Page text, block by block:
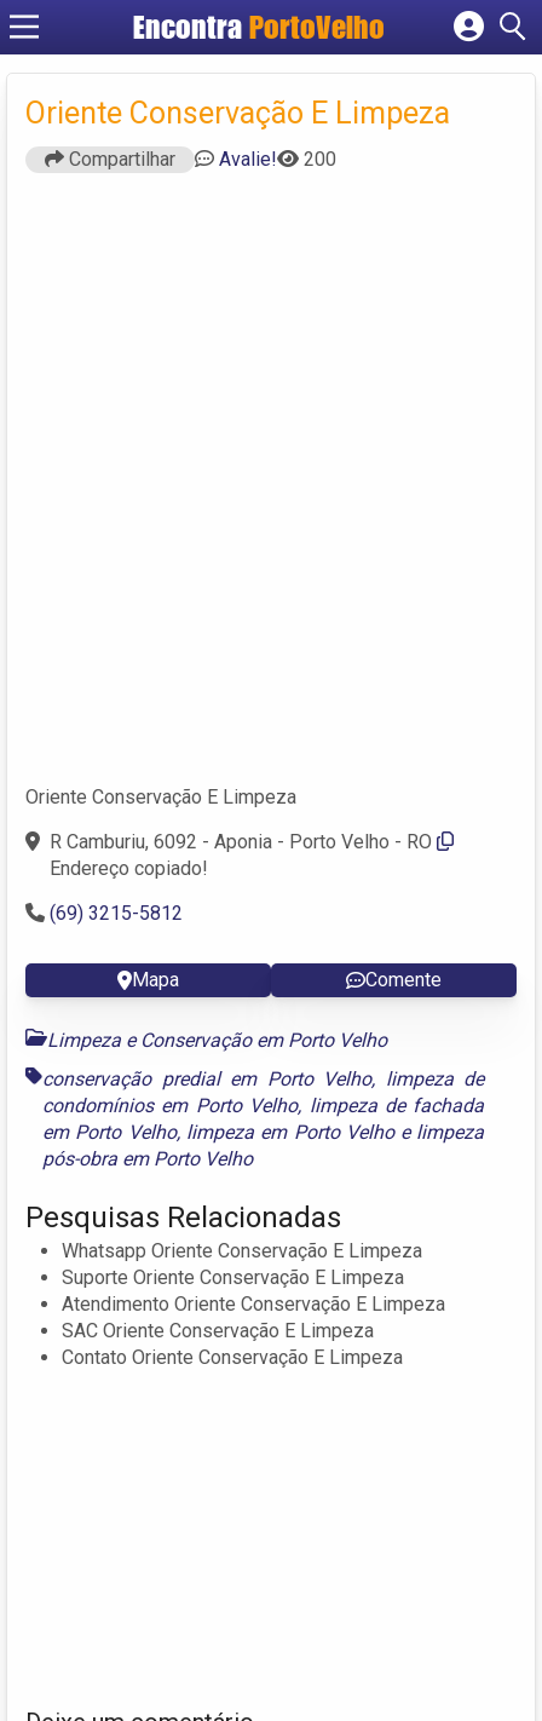
EncontraPortoVelho
Cadastrar empresa
Fazer login
Criar conta
Oriente Conservação E Limpeza
Compartilhar Avalie! 200
Oriente Conservação E Limpeza
R Camburiu, 6092 - Aponia - Porto Velho - RO
Endereço copiado!
(69) 3215-5812
Mapa Comente
Limpeza e Conservação em Porto Velho
conservação predial em Porto Velho, limpeza de
condomínios em Porto Velho, limpeza de fachada
em Porto Velho, limpeza em Porto Velhoe limpeza
pós-obra em Porto Velho
Pesquisas Relacionadas
Whatsapp Oriente Conservação E Limpeza
Suporte Oriente Conservação E Limpeza
Atendimento Oriente Conservação E Limpeza
SAC Oriente Conservação E Limpeza
Contato Oriente Conservação E Limpeza